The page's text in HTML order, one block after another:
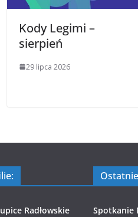
Kody Legimi –
sierpień
29 lipca 2026
Radłowskie
Spotkanie